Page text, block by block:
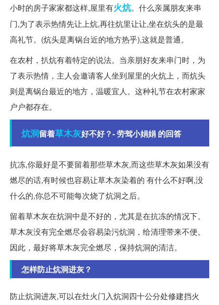
小时的房子家家都这样,屋里有火炕。什么亲属朋友来串
门,为了表示热情先让上炕,再往炕里让让,坐在炕头的是最
高礼节。(炕头是离锅台近的地方热乎),这就是普通。
在农村，扒炕有着特定的说法。当亲朋好友来串门时，为
了表示热情，主人会邀请客人坐到屋里的火炕上，而炕头
则是离锅台最近的地方，温暖宜人。这种礼节在农村家家
户户都存在。
炕洞留着草木灰好不好？- 劳驾小娟娟 的回答
抗冻,你最好是不要留着那些草木灰,而这些草木灰如果没有
燃尽的话,有时候也容易让草木灰染着的 有什么不好啊,没
什么的,你总不可能每次烧了炕洞之后。
留着草木灰在炕洞中是不好的，尤其是在抗冻的情况下。
草木灰没有完全燃尽会容易染污炕洞，给清理带来不便。
因此，最好将草木灰完全燃尽，保持炕洞的清洁。
怎样防止炕洞进灰？
防止炕洞进灰,可以在灶火门入炕洞四十公分处修建挡火